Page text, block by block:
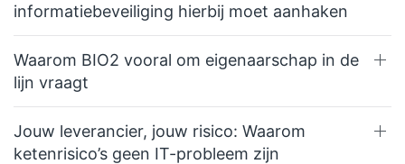
informatiebeveiliging hierbij moet aanhaken
Waarom BIO2 vooral om eigenaarschap in de
lijn vraagt
Jouw leverancier, jouw risico: Waarom
ketenrisico’s geen IT-probleem zijn